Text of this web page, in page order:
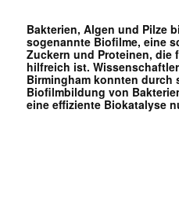
Bakterien, Algen und Pilze
sogenannte Biofilme, eine
Zuckern und Proteinen, die
hilfreich ist.
Birmingham konnten durch
Biofilmbildung von
eine effiziente Biokatalyse